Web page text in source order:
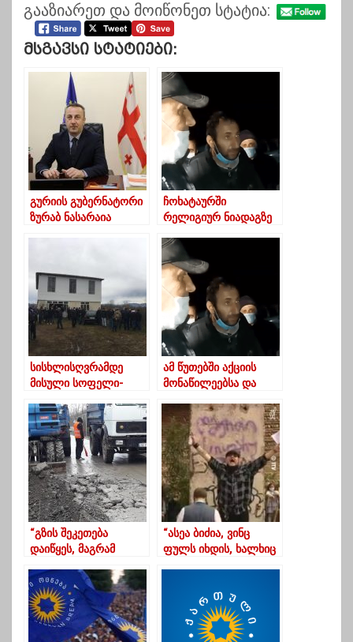
გააზიარეთ და მოიწონეთ სტატია:
Მსგავსი Სტატიები:
გურიის გუბერნატორი
ზურაბ ნასარაია
ჩოხატაურში
რელიგიურ ნიადაგზე
სისხლისღვრამდე
მისული სოფელი-
მოსახლეობასთან
შესახვედრად ვერ
მოიცალა
ამ წუთებში აქციის
მონაწილეებსა და
ხელისუფლებას
შორის
მოლაპარაკებები
მიმდინარეობს
“გზის შეკეთება
დაიწყეს, მაგრამ
იხარჯება”?-სანამ
სატვირთოები ნებაზე
მიშვებულია
“ასეა ბიძია, ვინც
ფულს იხდის, ხალხიც
ოზურგეთიდან
“უცნობის” აქციას?